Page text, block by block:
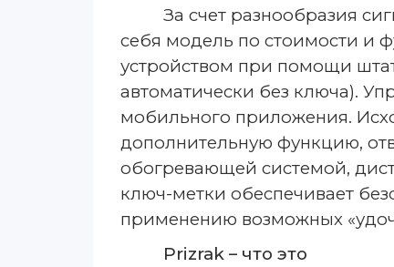
За счет разнообразия
себя модель по стоимости и
устройством при помощи
автоматически без ключа).
мобильного приложения.
дополнительную функцию,
обогревающей системой,
ключ-метки обеспечивает
применению возможных
Prizrak – что это